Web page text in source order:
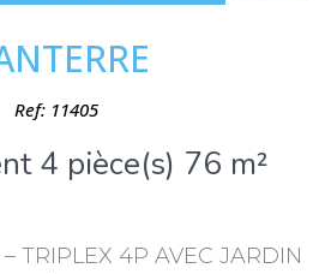
Ref: 11405
4 pièce(s) 76 m²
TRIPLEX 4P AVEC JARDIN